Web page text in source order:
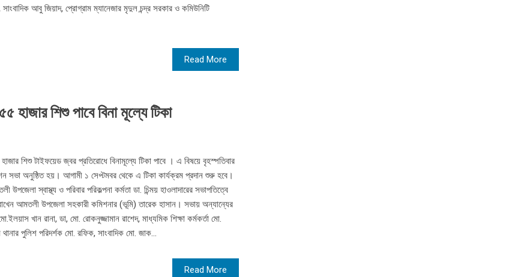
সাংবাদিক আবু জিয়াদ, প্রোগ্রাম ম্যানেজার মৃদুল চন্দ্র সরকার ও কমিউনিটি
Read More
শিশু পাবে বিনা মূল্যে টিকা
শিশু টাইফয়েড জ্বর প্রতিরোধে বিনামূল্যে টিকা পাবে । এ বিষয়ে বৃহস্পতিবার
সভা অনুষ্ঠিত হয়। আগামী ১ সেপ্টমবর থেকে এ টিকা কার্যক্রম প্রদান শুরু হবে।
স্বাস্থ্য ও পরিবার পরিকল্পনা কর্মতা ডা. চিন্ময় হাওলাদারের সভাপতিত্বে
আমতলী উপজেলা সহকারী কমিশনার (ভূমি) তারেক হাসান। সভায় অন্যান্যের
খান রানা, ডা, মো. রোকনুজ্জামান রাশেদ, মাধ্যমিক শিক্ষা কর্মকর্তা মো.
পুলিশ পরিদর্শক মো. রফিক, সাংবাদিক মো. জাক...
Read More